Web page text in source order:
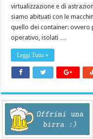
virtualizzazione e di
siamo abituati con le
quello dei container: ovvero
operativo, isolati …
Leggi Tutto »